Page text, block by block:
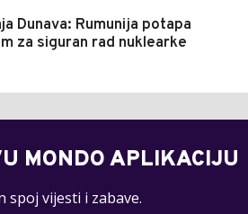
Dunava: Rumunija potapa
za siguran rad nuklearke
MONDO APLIKACIJU
spoj vijesti i zabave.